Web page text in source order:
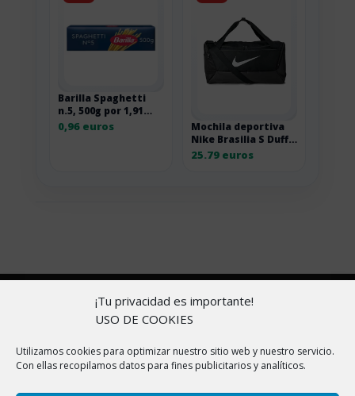
¡Tu privacidad es importante!
USO DE COOKIES
Utilizamos cookies para optimizar nuestro sitio web y nuestro servicio.
Con ellas recopilamos datos para fines publicitarios y analíticos.
Barilla Spaghetti
n.5, 500g por 1,91
euros
0,96 euros
Mochila deportiva
Nike Brasilia S Duff
41L negra DM3976-
25.79 euros
Copyright © 2026 | Aviso Legal
Política de
Política de Privacidad
En ChollitosChollazos.com participamos en programas
de afiliación de AliExpress, Amazon y otras